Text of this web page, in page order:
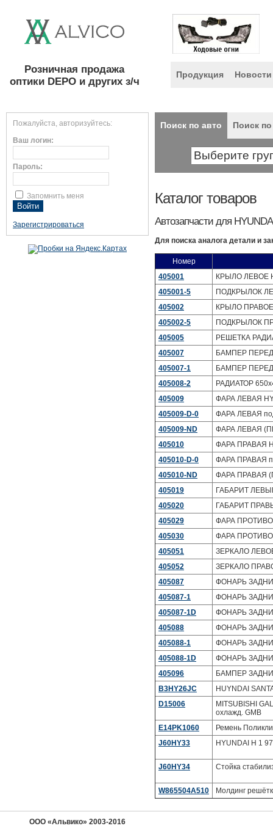
Розничная продажа
оптики DEPO и других з/ч
Продукция Новости
Пожалуйста, авторизуйтесь:
Ваш логин:
Пароль:
Запомнить меня
Зарегистрироваться
Поиск по авто Поиск
Каталог товаров
Автозапчасти для
Для поиска аналога детали и
Номер
405001
КРЫЛО ЛЕВОЕ
405001-5
ПОДКРЫЛОК
405002
КРЫЛО ПРАВОЕ
405002-5
ПОДКРЫЛОК
405005
РЕШЕТКА
405007
БАМПЕР
405007-1
БАМПЕР
405008-2
РАДИАТОР
405009
ФАРА ЛЕВАЯ
405009-D-0
ФАРА ЛЕВАЯ под
405009-ND
ФАРА ЛЕВАЯ
405010
ФАРА ПРАВАЯ
405010-D-0
ФАРА ПРАВАЯ
405010-ND
ФАРА ПРАВАЯ
405019
ГАБАРИТ
405020
ГАБАРИТ
405029
ФАРА
405030
ФАРА
405051
ЗЕРКАЛО ЛЕВОЕ
405052
ЗЕРКАЛО
405087
ФОНАРЬ
405087-1
ФОНАРЬ
405087-1D
ФОНАРЬ
405088
ФОНАРЬ
405088-1
ФОНАРЬ
405088-1D
ФОНАРЬ
405096
БАМПЕР
B3HY26JC
HUYNDAI
D15006
MITSUBISHI
охлажд. GMB
E14PK1060
Ремень
J60HY33
HYUNDAI H 1
J60HY34 Стойка
W865504A510 Молдинг
ООО «Альвико» 2003-2016